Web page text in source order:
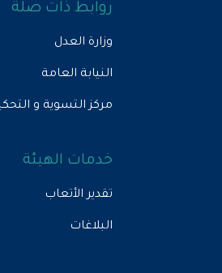
روابط ذات صلة
وزارة العدل
النيابة العامة
مركز التسوية و التحكيم
خدمات الهيئة
تقدير الأتعاب
البلاغات